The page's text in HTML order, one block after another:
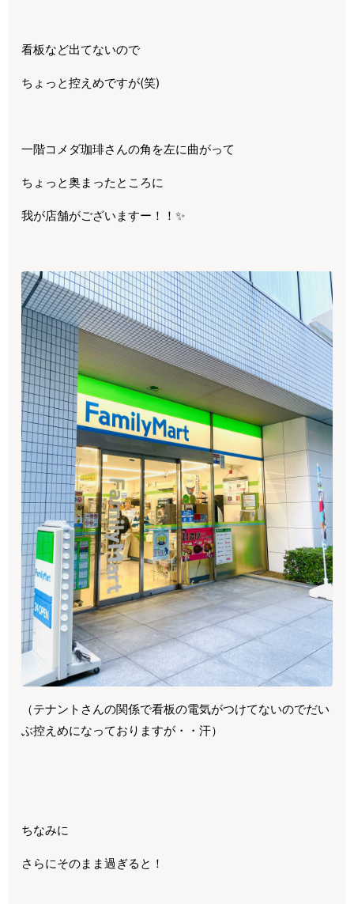
看板など出てないので
ちょっと控えめですが(笑)
一階コメダ珈琲さんの角を左に曲がって
ちょっと奥まったところに
我が店舗がございますー！！✨
（テナントさんの関係で看板の電気がつけてないのでだい
ぶ控えめになっておりますが・・汗）
ちなみに
さらにそのまま過ぎると！